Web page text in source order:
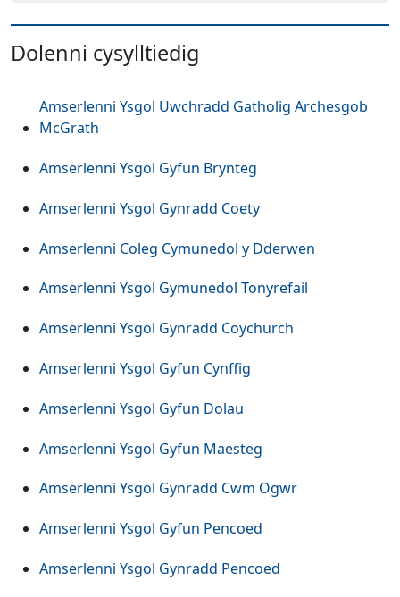
Dolenni cysylltiedig
Amserlenni Ysgol Uwchradd Gatholig Archesgob
McGrath
Amserlenni Ysgol Gyfun Brynteg
Amserlenni Ysgol Gynradd Coety
Amserlenni Coleg Cymunedol y Dderwen
Amserlenni Ysgol Gymunedol Tonyrefail
Amserlenni Ysgol Gynradd Coychurch
Amserlenni Ysgol Gyfun Cynffig
Amserlenni Ysgol Gyfun Dolau
Amserlenni Ysgol Gyfun Maesteg
Amserlenni Ysgol Gynradd Cwm Ogwr
Amserlenni Ysgol Gyfun Pencoed
Amserlenni Ysgol Gynradd Pencoed